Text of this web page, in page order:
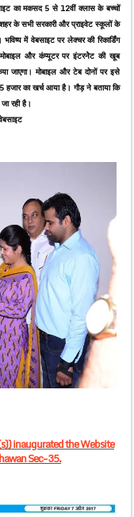
का मकसद 5 से 12वीं क्लास के बच्चों
के सभी सरकारी और प्राइवेट स्कूलों के
में वेबसाइट पर लेक्चर की रिकार्डिंग
और कंप्यूटर पर इंटरनेेट की खूब
जाएगा। मोबाइल और टेब दोनों पर इसे
का खर्च आया है। गौड़ ने बताया कि
रही है।
inaugurated the Website
Sec-35.